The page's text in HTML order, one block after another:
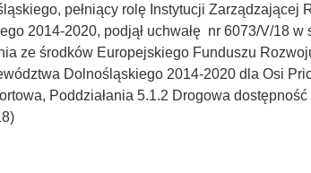
pełniący rolę Instytucji Zarządzającej
2014-2020, podjął uchwałę nr 6073/V/18 w
ze środków Europejskiego Funduszu
Dolnośląskiego 2014-2020 dla Osi
Poddziałania 5.1.2 Drogowa